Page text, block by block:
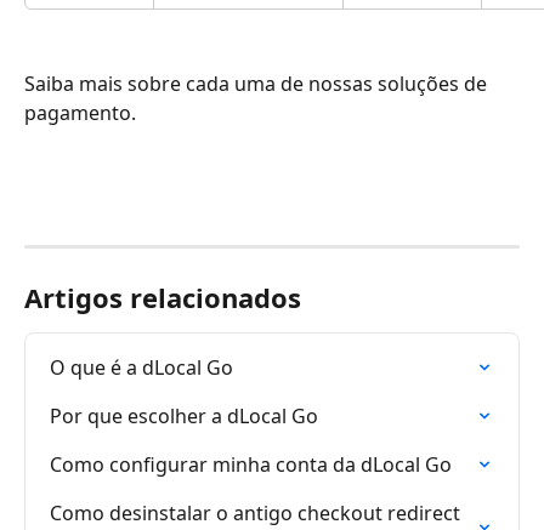
Saiba mais sobre cada uma de nossas soluções de
pagamento.
Artigos relacionados
O que é a dLocal Go
Por que escolher a dLocal Go
Como configurar minha conta da dLocal Go
Como desinstalar o antigo checkout redirect